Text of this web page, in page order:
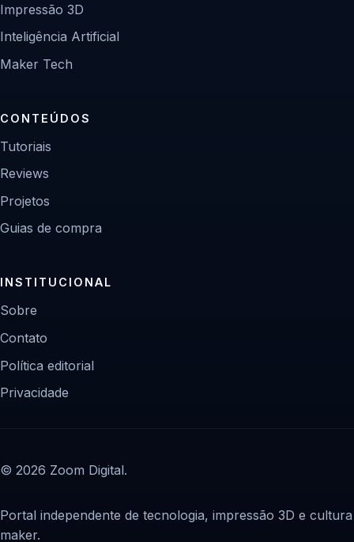
Impressão 3D
Inteligência Artificial
Maker Tech
CONTEÚDOS
Tutoriais
Reviews
Projetos
Guias de compra
INSTITUCIONAL
Sobre
Contato
Política editorial
Privacidade
© 2026 Zoom Digital.
Portal independente de tecnologia, impressão 3D e cultura
maker.